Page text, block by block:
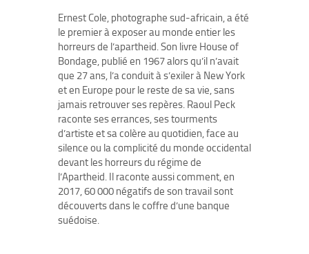
Ernest Cole, photographe sud-africain, a été
le premier à exposer au monde entier les
horreurs de l’apartheid. Son livre House of
Bondage, publié en 1967 alors qu’il n’avait
que 27 ans, l’a conduit à s’exiler à New York
et en Europe pour le reste de sa vie, sans
jamais retrouver ses repères. Raoul Peck
raconte ses errances, ses tourments
d’artiste et sa colère au quotidien, face au
silence ou la complicité du monde occidental
devant les horreurs du régime de
l’Apartheid. Il raconte aussi comment, en
2017, 60 000 négatifs de son travail sont
découverts dans le coffre d’une banque
suédoise.